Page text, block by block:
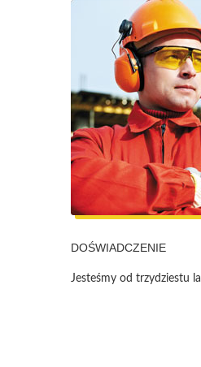
DOŚWIADCZENIE
Jesteśmy od trzydziestu